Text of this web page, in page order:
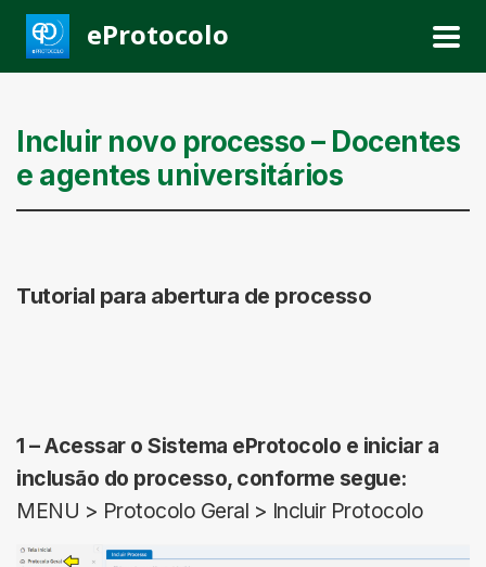
eProtocolo
Incluir novo processo – Docentes
e agentes universitários
Tutorial para abertura de processo
1 – Acessar o Sistema eProtocolo e iniciar a
inclusão do processo, conforme segue:
MENU > Protocolo Geral > Incluir Protocolo